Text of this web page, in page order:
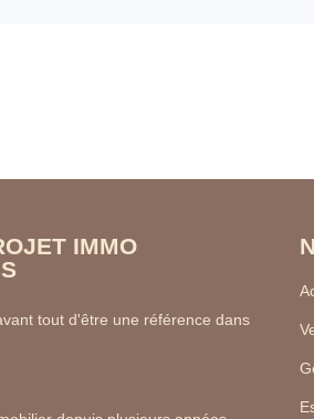
IMMO
tout d'être une référence dans